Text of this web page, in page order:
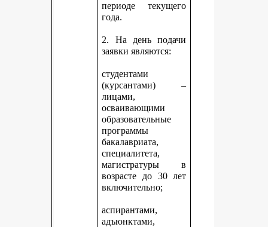
периоде текущего
года.
2. На день подачи
заявки являются:
студентами
(курсантами) –
лицами,
осваивающими
образовательные
программы
бакалавриата,
специалитета,
магистратуры в
возрасте до 30 лет
включительно;
аспирантами,
адъюнктами,